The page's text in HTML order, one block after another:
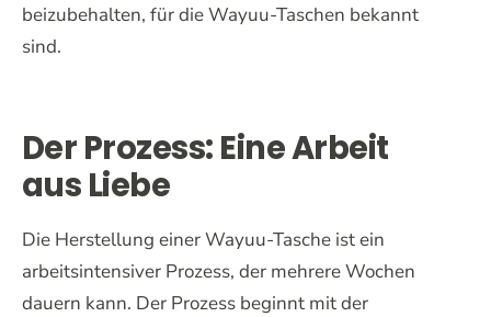
beizubehalten, für die Wayuu-Taschen bekannt
sind.
Der Prozess: Eine Arbeit
aus Liebe
Die Herstellung einer Wayuu-Tasche ist ein
arbeitsintensiver Prozess, der mehrere Wochen
dauern kann. Der Prozess beginnt mit der